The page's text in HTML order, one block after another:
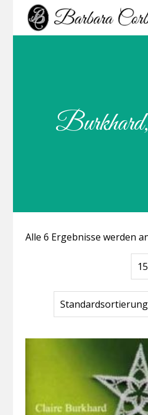
Alle 6 Ergebnisse werden